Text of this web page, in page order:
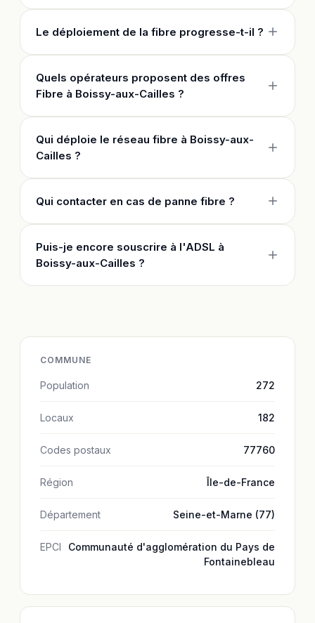
Le déploiement de la fibre progresse-t-il ?
Quels opérateurs proposent des offres
Fibre à Boissy-aux-Cailles ?
Qui déploie le réseau fibre à Boissy-aux-
Cailles ?
Qui contacter en cas de panne fibre ?
Puis-je encore souscrire à l'ADSL à
Boissy-aux-Cailles ?
COMMUNE
Population 272
Locaux 182
Codes postaux 77760
Région Île-de-France
Département Seine-et-Marne (77)
EPCI
Communauté d'agglomération du Pays de
Fontainebleau